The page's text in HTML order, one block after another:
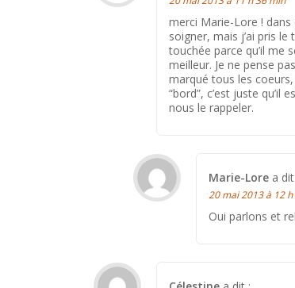
merci Marie-Lore !
soigner, mais j’ai pris
touchée parce qu’il me
meilleur. Je ne pense
marqué tous les
“bord”, c’est juste qu’il
nous le rappeler.
Marie-Lore a
20 mai 2013 à 12
Oui parlons et